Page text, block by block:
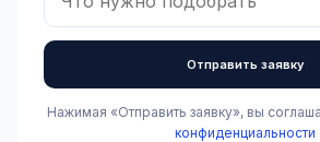
В наличии
Скоба крепления
MC5 (к Delaval)
2.2.2.009 Бренд:Delaval
Отправить заявку
Нажимая «Отправить заявку», вы
конфиденциальности